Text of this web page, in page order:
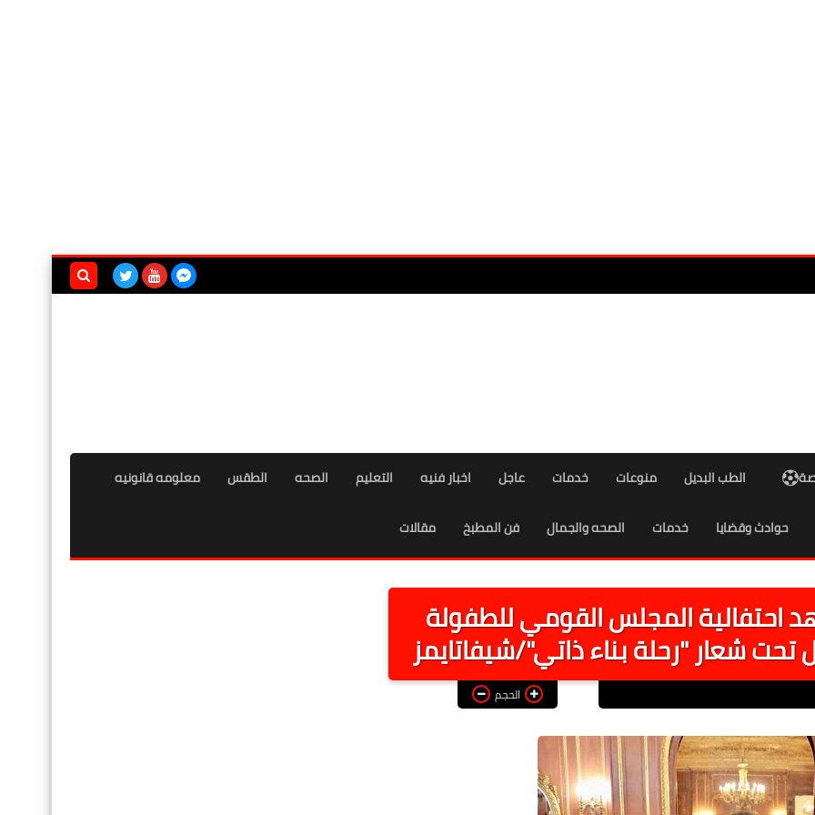
الطب البديل منوعات خدمات عاجل اخبار فنيه التعليم الصحه الطقس معلومه قانونيه
حوادث وقضايا خدمات الصحه والجمال فن المطبخ مقالات
احتفالية المجلس القومي للطفولة
تحت شعار "رحلة بناء ذاتي"/شيفاتايمز
الحجم